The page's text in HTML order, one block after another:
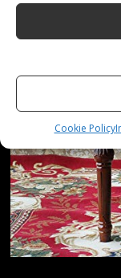
Cookie Policy